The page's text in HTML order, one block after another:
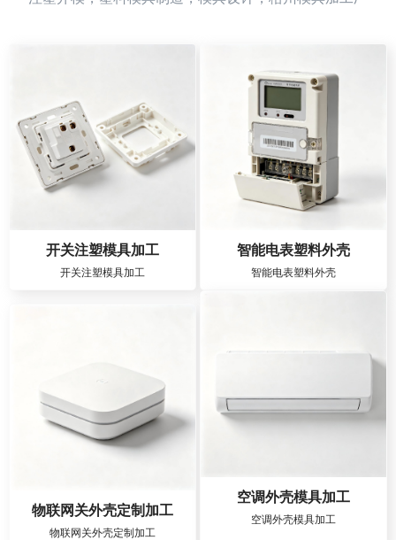
开关注塑模具加工
开关注塑模具加工
智能电表塑料外壳
智能电表塑料外壳
物联网关外壳定制加工
物联网关外壳定制加工
空调外壳模具加工
空调外壳模具加工